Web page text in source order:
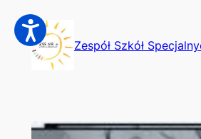
Przejdź
do
treści
Zespół Szkół